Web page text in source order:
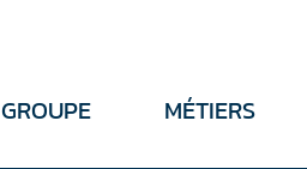
GROUPE MÉTIERS